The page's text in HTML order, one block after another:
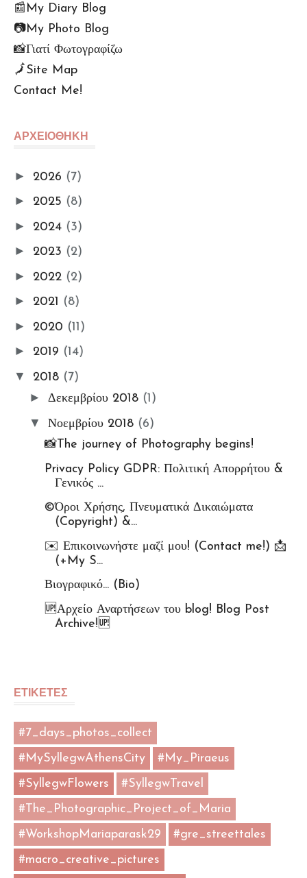
📰My Diary Blog
📷My Photo Blog
📸Γιατί Φωτογραφίζω
🗾Site Map
Contact Me!
Πολu. Απορρήτου (GDPR)
📌Info Πρόσβασης e-
🔑Enter My e-Library
Οι ΦωτοΣυμμετοχές Μου
Ομαδικές Εκθέσεις
Εκθέσεις
My Portfolio
Gallery
ΦωτοΘέματα
📸My Instant Photo Moments
#7_days_Insta_photos_collec
t Challenge
Ετικέτα: Προσεχώς!
ΑΡΧΕΙΟΘΗΚΗ
► 2026 (7)
► 2025 (8)
► 2024 (3)
► 2023 (2)
► 2022 (2)
► 2021 (8)
► 2020 (11)
► 2019 (14)
▼ 2018 (7)
► Δεκεμβρίου 2018 (1)
▼ Νοεμβρίου 2018 (6)
📸The journey of Photography begins!
Privacy Policy GDPR: Πολιτική Απορρήτου &
Γενικός ...
©️Όροι Χρήσης, Πνευματικά Δικαιώματα
(Copyright) &...
✉️ Επικοινωνήστε μαζί μου! (Contact me!) 📩
(+My S...
Βιογραφικό... (Bio)
🆙Αρχείο Αναρτήσεων του blog! Blog Post
Archive!🆙
ΕΤΙΚΕΤΕΣ
#7_days_photos_collect
#MySyllegwAthensCity
#My_Piraeus
#SyllegwFlowers
#SyllegwTravel
#The_Photographic_Project_of_Maria
#WorkshopMariaparask29
#gre_streettales
#macro_creative_pictures